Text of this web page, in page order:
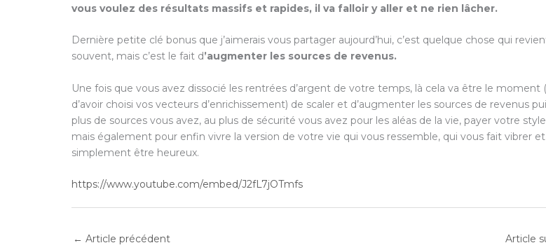
vous voulez des résultats massifs et rapides, il va falloir y aller et ne rien lâcher.
Dernière petite clé bonus que j’aimerais vous partager aujourd’hui, c’est quelque chose qui
souvent, mais c’est le fait d’augmenter les sources de revenus.
Une fois que vous avez dissocié les rentrées d’argent de votre temps, là cela va être le moment
d’avoir choisi vos vecteurs d’enrichissement) de scaler et d’augmenter les sources de revenus
plus de sources vous avez, au plus de sécurité vous avez pour les aléas de la vie, payer votre
mais également pour enfin vivre la version de votre vie qui vous ressemble, qui vous fait vibrer
simplement être heureux.
https://www.youtube.com/embed/J2fL7jOTmfs
← Article précédent Article